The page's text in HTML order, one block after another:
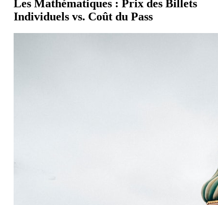
Les Mathématiques : Prix des Billets
Individuels vs. Coût du Pass